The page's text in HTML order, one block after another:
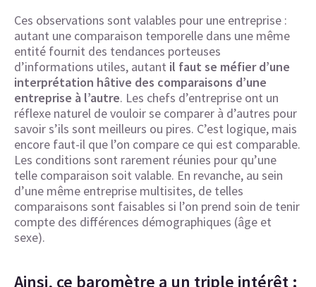
Ces observations sont valables pour une entreprise :
autant une comparaison temporelle dans une même
entité fournit des tendances porteuses
d’informations utiles, autant il faut se méfier d’une
interprétation hâtive des comparaisons d’une
entreprise à l’autre. Les chefs d’entreprise ont un
réflexe naturel de vouloir se comparer à d’autres pour
savoir s’ils sont meilleurs ou pires. C’est logique, mais
encore faut-il que l’on compare ce qui est comparable.
Les conditions sont rarement réunies pour qu’une
telle comparaison soit valable. En revanche, au sein
d’une même entreprise multisites, de telles
comparaisons sont faisables si l’on prend soin de tenir
compte des différences démographiques (âge et
sexe).
Ainsi, ce baromètre a un triple intérêt :